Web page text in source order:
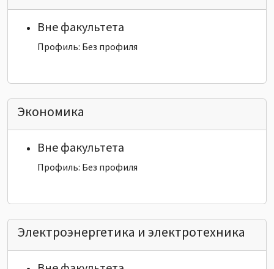
Вне факультета
Профиль: Без профиля
Экономика
Вне факультета
Профиль: Без профиля
Электроэнергетика и электротехника